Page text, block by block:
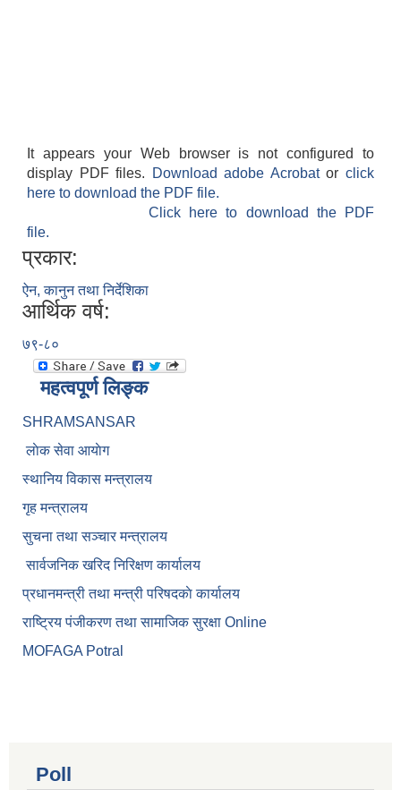
It appears your Web browser is not configured to
display PDF files.
Download adobe Acrobatorclick
here to download the PDF file.
Click here to download the PDF
file.
प्रकार:
ऐन, कानुन तथा निर्देशिका
आर्थिक वर्ष:
७९-८०
महत्वपूर्ण लिङ्क
SHRAMSANSAR
लाेक सेवा आयाेग
स्थानिय विकास मन्त्रालय
गृह मन्त्रालय
सुचना तथा सञ्चार मन्त्रालय
सार्वजनिक खरिद निरिक्षण कार्यालय
प्रधानमन्त्री तथा मन्त्री परिषदकाे कार्यालय
राष्ट्रिय पंजीकरण तथा सामाजिक सुरक्षा Online
MOFAGA Potral
Poll